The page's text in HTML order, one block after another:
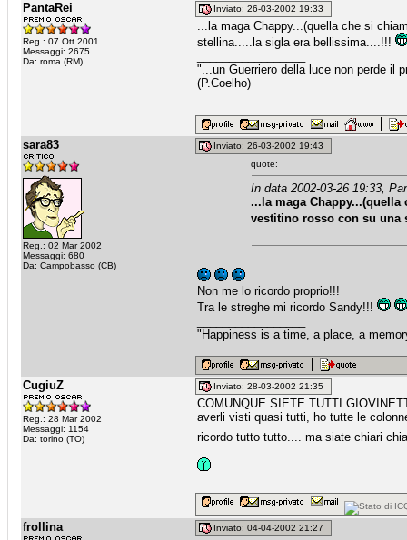
PantaRei
Reg.: 07 Ott 2001
Messaggi: 2675
Da: roma (RM)
Inviato: 26-03-2002 19:33
...la maga Chappy...(quella che si
stellina.....la sigla era bellissima....!!!
"...un Guerriero della luce non perde il
(P.Coelho)
sara83
Reg.: 02 Mar 2002
Messaggi: 680
Da: Campobasso (CB)
Inviato: 26-03-2002 19:43
quote:
In data 2002-03-26 19:33,
...la maga
vestitino rosso con su
Non me lo ricordo proprio!!!
Tra le streghe mi ricordo Sandy!!!
"Happiness is a time, a place, a
CugiuZ
Reg.: 28 Mar 2002
Messaggi: 1154
Da: torino (TO)
Inviato: 28-03-2002 21:35
COMUNQUE SIETE TUTTI
averli visti quasi tutti, ho tutte le
ricordo tutto tutto.... ma siate chiari
frollina Inviato: 04-04-2002 21:27